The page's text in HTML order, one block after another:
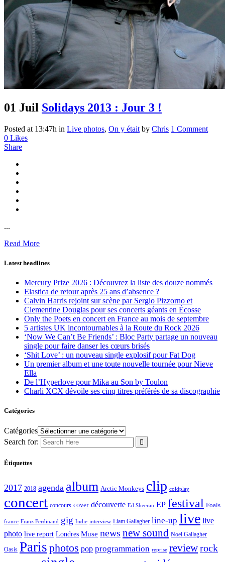
01 Juil Solidays 2013 : Jour 3 !
Posted at 13:47h in Live photos, On y était by Chris 1 Comment
0 Likes
Share
...
Read More
Latest headlines
Mercury Prize 2026 : Découvrez la liste des douze nommés
Elastica de retour après 25 ans d’absence ?
Calvin Harris rejoint sur scène par Sergio Pizzorno et
Clementine Douglas pour ses concerts géants en Écosse
Only the Poets en concert en France au mois de septembre
5 artistes UK incontournables à la Route du Rock 2026
‘Now We Can’t Be Friends’ : Bloc Party partage un nouveau
single pour faire danser les cœurs brisés
‘Shit Love’ : un nouveau single explosif pour Fat Dog
Un premier album et une toute nouvelle tournée pour Nieve
Ella
De l’Hyperlove pour Mika au Son by Toulon
Charli XCX dévoile ses cinq titres préférés de sa discographie
Catégories
Catégories
Search for:
Étiquettes
2017 2018 agenda album Arctic Monkeys clip coldplay
concert concours cover découverte Ed Sheeran EP festival Foals
france Franz Ferdinand gig Indie interview Liam Gallagher line-up live live
photo live report Londres Muse news new sound Noel Gallagher
Oasis Paris photos pop programmation reprise reviewrock